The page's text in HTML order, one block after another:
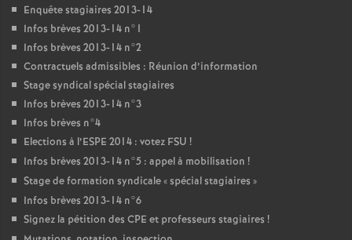
Enquête stagiaires 2013-14
Infos brèves 2013-14 n°1
Infos brèves 2013-14 n°2
Contractuels admissibles : Réunion d’information
Stage syndical spécial stagiaires
Infos brèves 2013-14 n°3
Infos brèves n°4
Elections à l’ESPE 2014 : votez FSU !
Infos brèves 2013-14 n°5 : appel à mobilisation !
Stage de formation syndicale «spécial stagiaires »
Infos brèves 2013-14 n°6
Signez la pétition des CPE et professeurs stagiaires !